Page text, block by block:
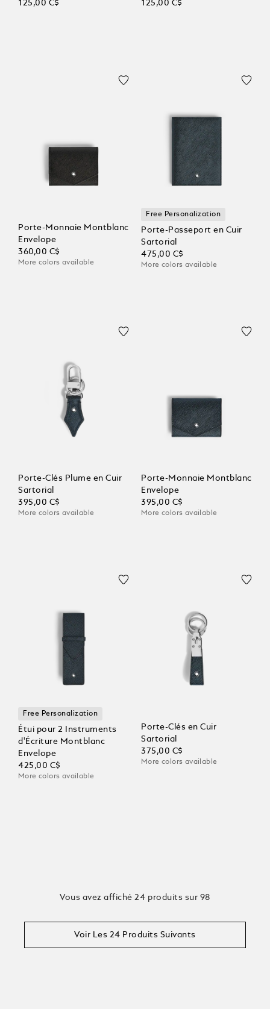
125,00 C$
125,00 C$
Porte-Monnaie Montblanc
Envelope
360,00 C$
More colors available
Free Personalization
Porte-Passeport en Cuir
Sartorial
475,00 C$
More colors available
Porte-Clés Plume en Cuir
Sartorial
395,00 C$
More colors available
Porte-Monnaie Montblanc
Envelope
395,00 C$
More colors available
Free Personalization
Étui pour 2 Instruments
d'Écriture Montblanc
Envelope
425,00 C$
More colors available
Porte-Clés en Cuir
Sartorial
375,00 C$
More colors available
Vous avez affiché 24 produits sur 98
Voir Les 24 Produits Suivants